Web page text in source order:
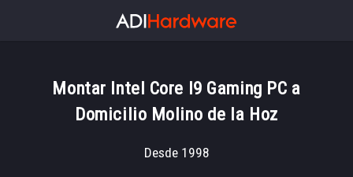
Montar Intel Core I9 Gaming PC a
Domicilio Molino de la Hoz
Desde 1998